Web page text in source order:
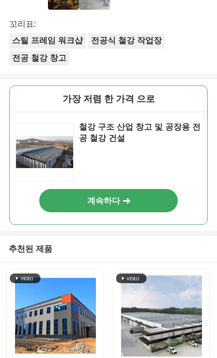
꼬리표:
스틸 프레임 워크샵
전공식 철강 작업장
전공 철강 창고
가장 저렴 한 가격 으로
철강 구조 산업 창고 및 공장용 전
공 철강 건설
계속하다
추천된 제품